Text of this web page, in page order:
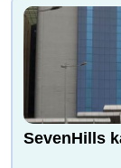
SevenHills